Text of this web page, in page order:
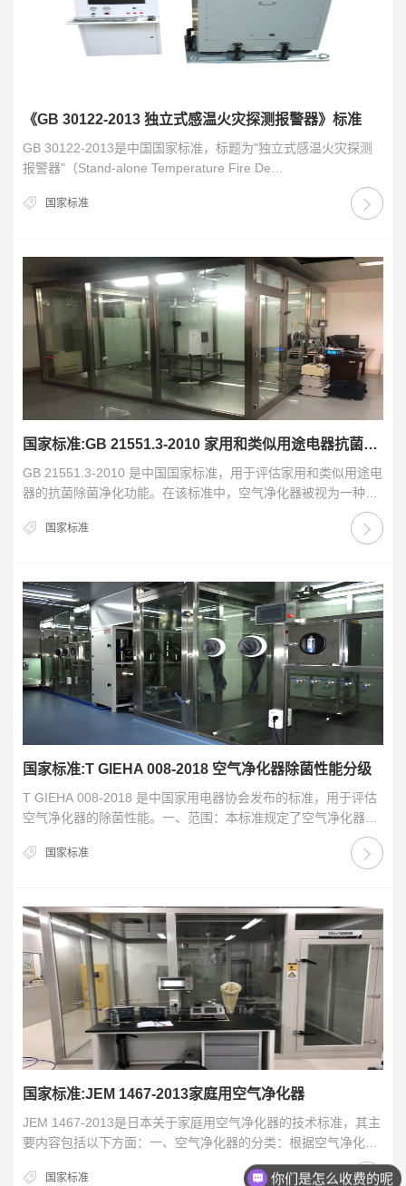
《GB 30122-2013 独立式感温火灾探测报警器》标准
GB 30122-2013是中国国家标准，标题为"独立式感温火灾探测
报警器"（Stand-alone Temperature Fire De…
国家标准
国家标准:GB 21551.3-2010 家用和类似用途电器抗菌除菌净化功能 空气净化器的特殊要求
GB 21551.3-2010 是中国国家标准，用于评估家用和类似用途电
器的抗菌除菌净化功能。在该标准中，空气净化器被视为一种家
国家标准
国家标准:T GIEHA 008-2018 空气净化器除菌性能分级
T GIEHA 008-2018 是中国家用电器协会发布的标准，用于评估
空气净化器的除菌性能。一、范围：本标准规定了空气净化器除
国家标准
国家标准:JEM 1467-2013家庭用空气净化器
JEM 1467-2013是日本关于家庭用空气净化器的技术标准，其主
要内容包括以下方面：一、空气净化器的分类：根据空气净化器
的性能和使用范围，将其分为家用和商用…
国家标准
你们是怎么收费的呢
现在有优惠活动吗